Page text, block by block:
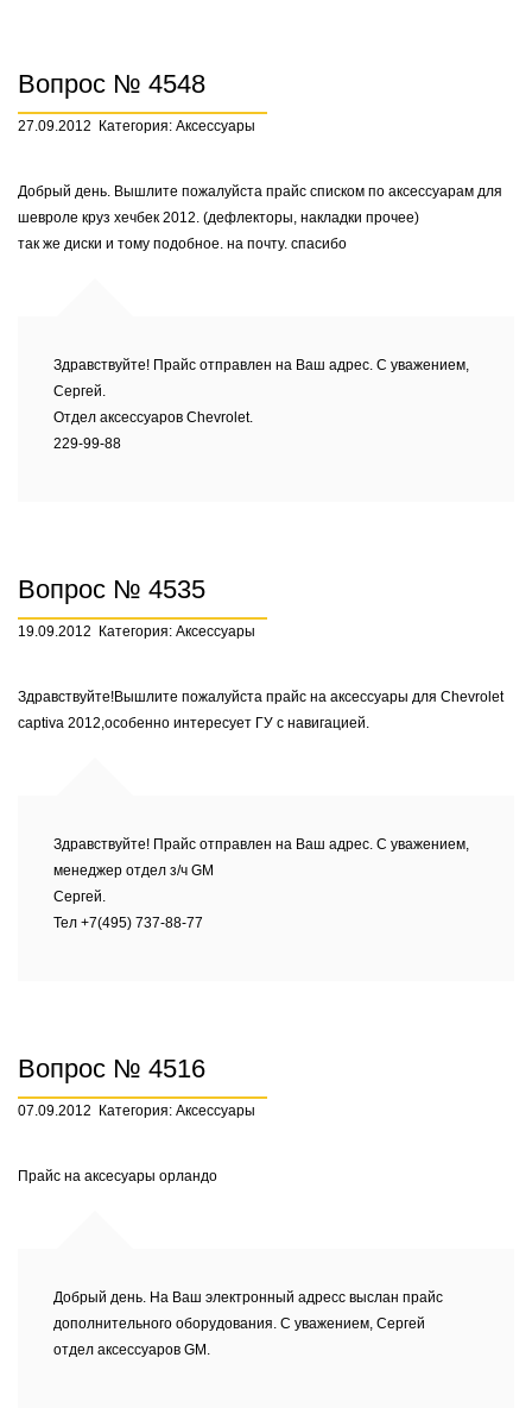
Вопрос № 4548
27.09.2012 Категория: Аксессуары
Добрый день. Вышлите пожалуйста прайс списком по аксессуарам для
шевроле круз хечбек 2012. (дефлекторы, накладки прочее)
так же диски и тому подобное. на почту. спасибо
Здравствуйте! Прайс отправлен на Ваш адрес. С уважением,
Сергей.
Отдел аксессуаров Chevrolet.
229-99-88
Вопрос № 4535
19.09.2012 Категория: Аксессуары
Здравствуйте!Вышлите пожалуйста прайс на аксессуары для Chevrolet
captiva 2012,особенно интересует ГУ с навигацией.
Здравствуйте! Прайс отправлен на Ваш адрес. С уважением,
менеджер отдел з/ч GM
Сергей.
Тел +7(495) 737-88-77
Вопрос № 4516
07.09.2012 Категория: Аксессуары
Прайс на аксесуары орландо
Добрый день. На Ваш электронный адресс выслан прайс
дополнительного оборудования. С уважением, Сергей
отдел аксессуаров GM.